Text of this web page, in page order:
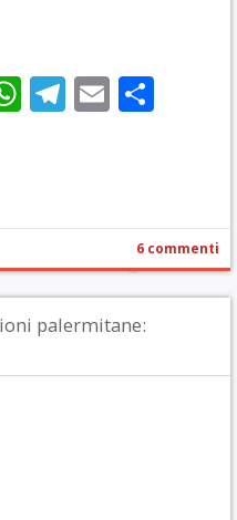
WhatsApp
Telegram
Email
6 commenti
palermitane: